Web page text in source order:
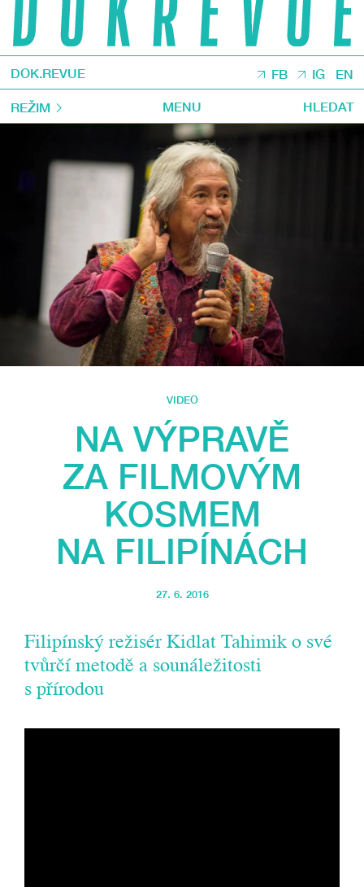
DOK.REVUE FB IG EN
REŽIM MENU HLEDAT
VIDEO
NA VÝPRAVĚ
ZA FILMOVÝM
KOSMEM
NA FILIPÍNÁCH
27. 6. 2016
Filipínský režisér Kidlat Tahimik o své
tvůrčí metodě a sounáležitosti
s přírodou